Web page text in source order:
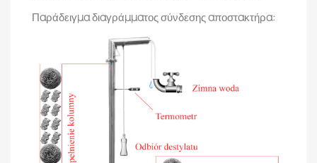
Παράδειγμα διαγράμματος σύνδεσης αποστακτήρα: